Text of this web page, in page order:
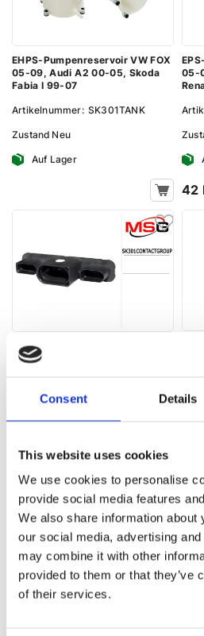
Consent Details
This website uses cookies
We use cookies to personalise
provide social media features
We also share information about
our social media, advertising
may combine it with other
provided to them or that they’ve
of their services.
EHPS-Pumpenreservoir VW FOX
05-09, Audi A2 00-05, Skoda
Fabia I 99-07
Artikelnummer: SK301TANK
Zustand Neu
Auf Lager
05-
42
EPS-Kontaktgruppe VW FOX
05-09, Audi A2 00-05, Skoda
Artikelnummer:
60 PLN 60